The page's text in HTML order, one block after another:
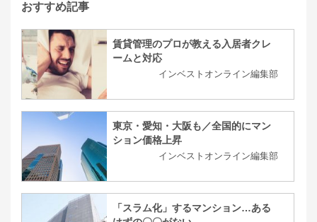
おすすめ記事
賃貸管理のプロが教える入居者クレ
ームと対応
インベストオンライン編集部
東京・愛知・大阪も／全国的にマン
ション価格上昇
インベストオンライン編集部
「スラム化」するマンション…ある